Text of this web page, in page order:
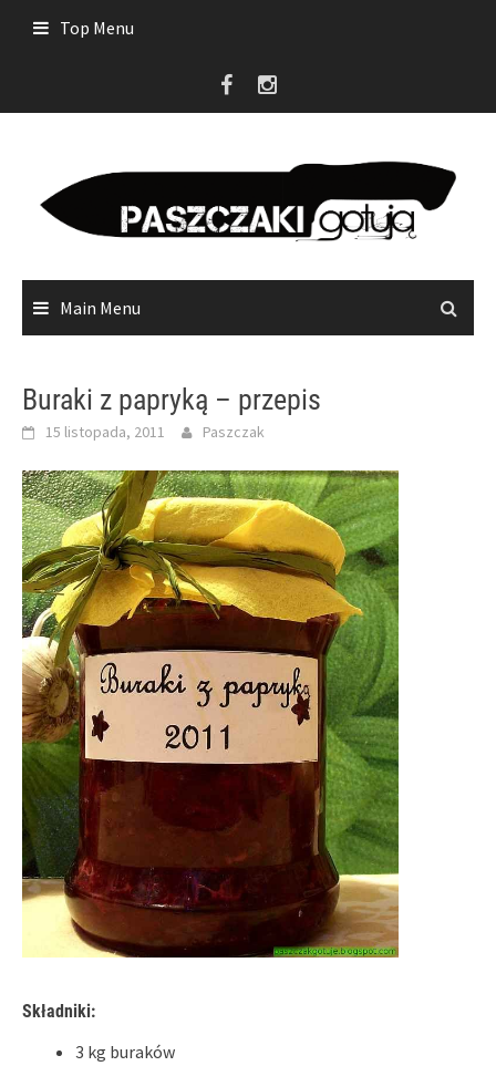
Top Menu
Main Menu
Buraki z papryką – przepis
15 listopada, 2011 Paszczak
Składniki:
3 kg buraków